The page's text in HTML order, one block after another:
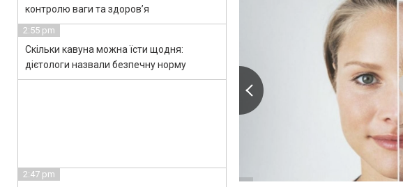
контролю ваги та здоров’я
2:55 pm
Скільки кавуна можна їсти щодня:
дієтологи назвали безпечну норму
2:47 pm